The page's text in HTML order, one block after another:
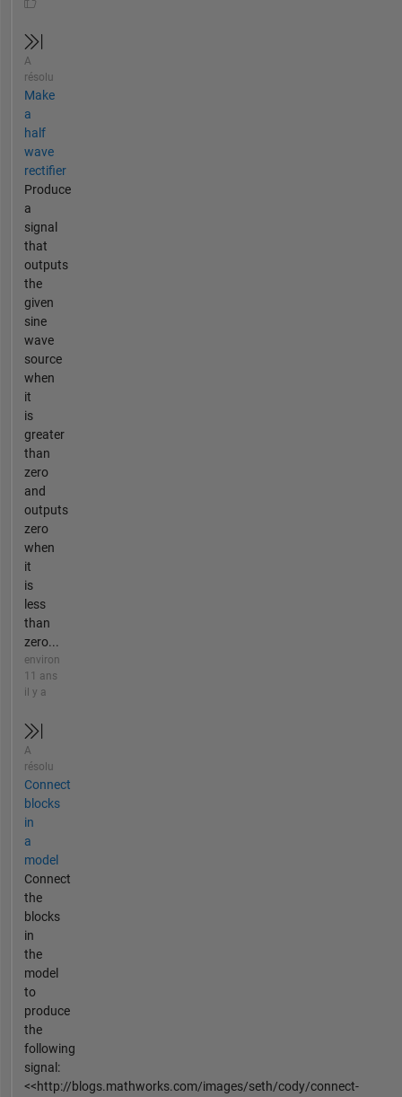
A
résolu
Make
a
half
wave
rectifier
Produce
a
signal
that
outputs
the
given
sine
wave
source
when
it
is
greater
than
zero
and
outputs
zero
when
it
is
less
than
zero...
environ
11 ans
il y a
A
résolu
Connect
blocks
in
a
model
Connect
the
blocks
in
the
model
to
produce
the
following
signal:
<<http://blogs.mathworks.com/images/seth/cody/connect-